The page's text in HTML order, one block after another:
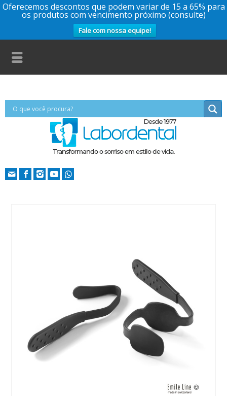
Oferecemos descontos que podem variar de 15 a 65% para
os produtos com vencimento próximo (consulte)
Fale com nossa equipe!